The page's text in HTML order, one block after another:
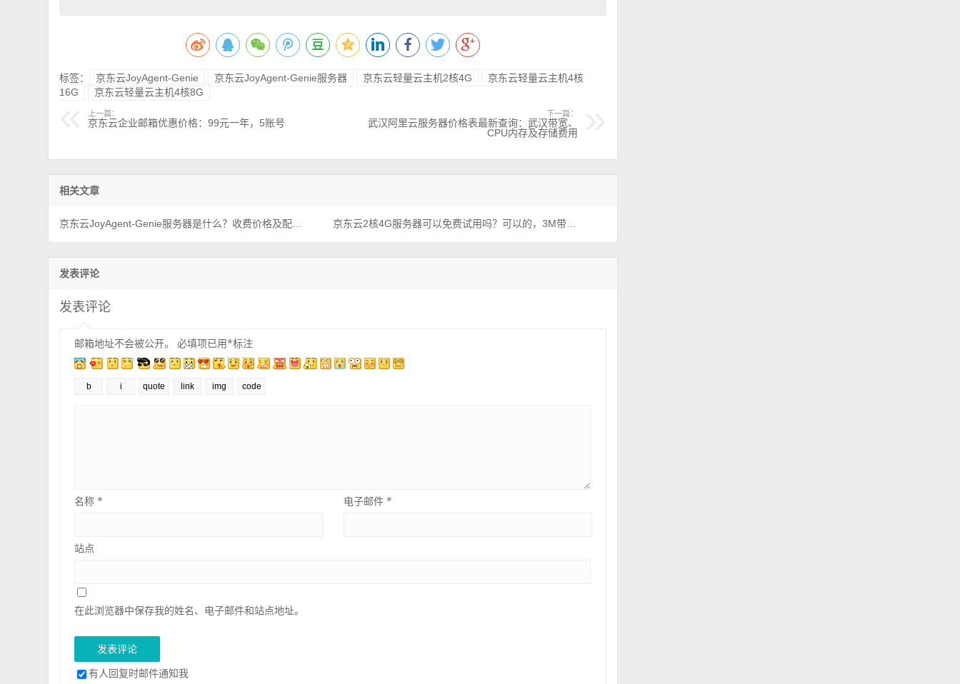
标签： 京东云JoyAgent-Genie 京东云JoyAgent-Genie服务器 京东云轻量云主机2核4G
京东云轻量云主机4核
16G
京东云轻量云主机4核8G
上一篇：
京东云企业邮箱优惠价格：99元一年，5账号
下一篇：
武汉阿里云服务器价格表最新查询：武汉带宽、
CPU内存及存储费用
相关文章
发表评论
发表评论
邮箱地址不会被公开。 必填项已用*标注
名称* 电子邮件 *
站点
在此浏览器中保存我的姓名、电子邮件和站点地址。
有人回复时邮件通知我